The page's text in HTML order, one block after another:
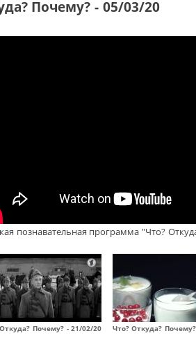
Почему? - 05/03/20
познавательная программа "Что?
Почему? - 21/02/20 Что? Откуда?